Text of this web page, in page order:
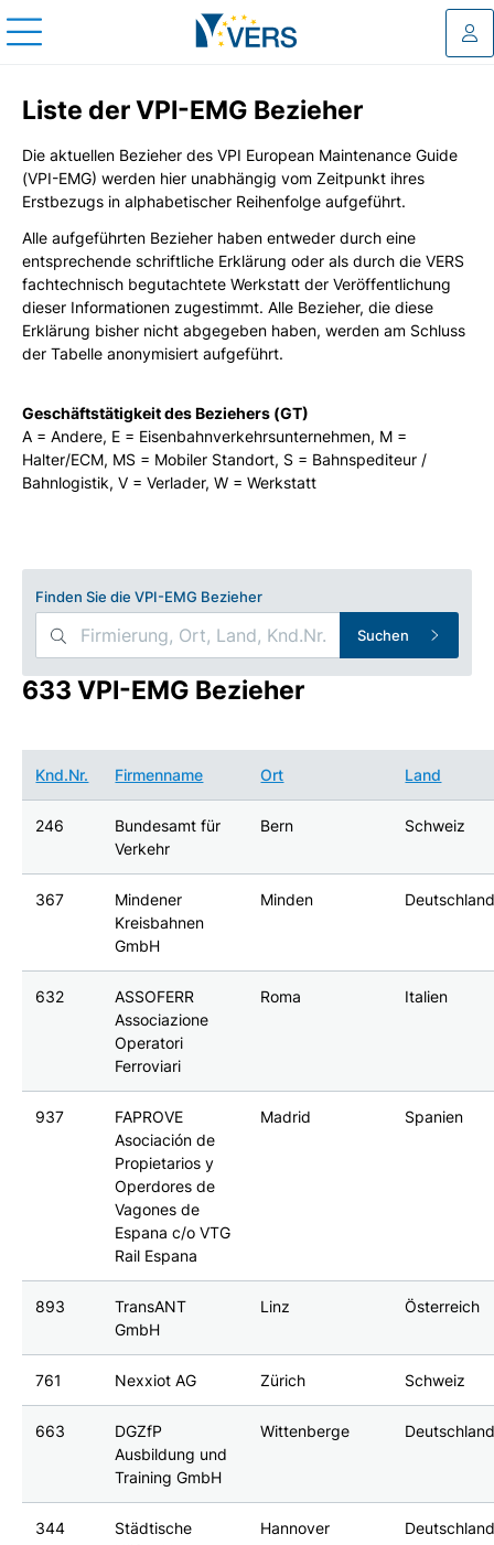
Liste der VPI-EMG Bezieher
Die aktuellen Bezieher des VPI European Maintenance Guide
(VPI-EMG) werden hier unabhängig vom Zeitpunkt ihres
Erstbezugs in alphabetischer Reihenfolge aufgeführt.
Alle aufgeführten Bezieher haben entweder durch eine
entsprechende schriftliche Erklärung oder als durch die VERS
fachtechnisch begutachtete Werkstatt der Veröffentlichung
dieser Informationen zugestimmt. Alle Bezieher, die diese
Erklärung bisher nicht abgegeben haben, werden am Schluss
der Tabelle anonymisiert aufgeführt.
Geschäftstätigkeit des Beziehers (GT)
A = Andere, E = Eisenbahnverkehrsunternehmen, M =
Halter/ECM, MS = Mobiler Standort, S = Bahnspediteur /
Bahnlogistik, V = Verlader, W = Werkstatt
Finden Sie die VPI-EMG Bezieher
Suchen
633 VPI-EMG Bezieher
Knd.Nr. Firmenname Ort Land
246
Bundesamt für
Verkehr
Bern Schweiz
367
Mindener
Kreisbahnen
GmbH
Minden
632
ASSOFERR
Associazione
Operatori
Ferroviari
Roma Italien
937
FAPROVE
Asociación de
Propietarios y
Operdores de
Vagones de
Espana c/o VTG
Rail Espana
Madrid Spanien
893
TransANT
GmbH
Linz Österreich
761 Nexxiot AG Zürich Schweiz
663
DGZfP
Ausbildung und
Training GmbH
Wittenberge
344
Städtische
Hannover